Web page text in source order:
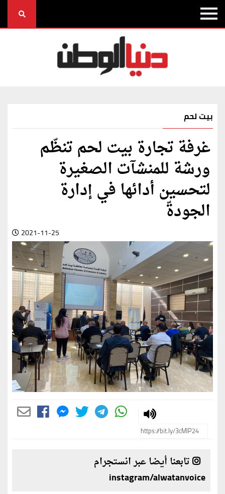
بيت لحم
غرفة تجارة بيت لحم تنظّم
ورشة للمنشآت الصغيرة
لتحسين أدائها في إدارة
الجودةّ
2021-11-25
تابعنا أيضا عبر انستجرام
instagram/alwatanvoice